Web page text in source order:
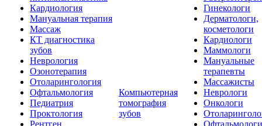
Кардиология
Мануальная терапия
Массаж
КТ диагностика
зубов
Неврология
Озонотерапия
Отоларингология
Офтальмология
Педиатрия
Проктология
Рентген
Компьютерная
томография
зубов
Гинекологи
Дерматологи,
косметологи
Кардиологи
Маммологи
Мануальные
терапевты
Массажисты
Неврологи
Онкологи
Офтальмологи